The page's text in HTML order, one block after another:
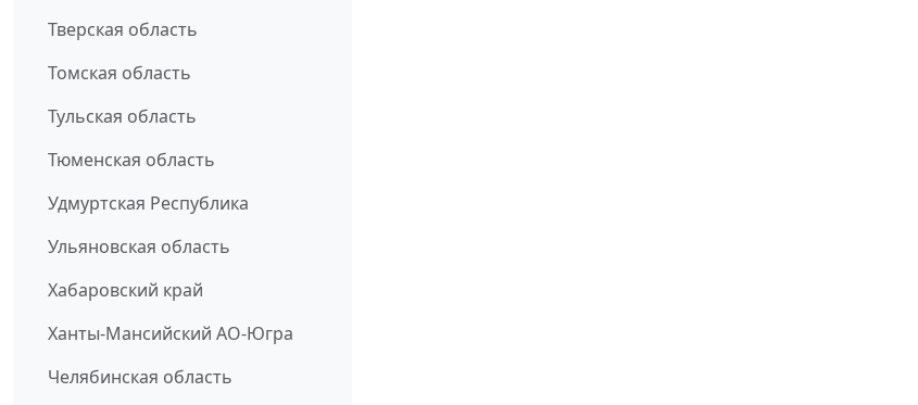
Тверская область
Томская область
Тульская область
Тюменская область
Удмуртская Республика
Ульяновская область
Хабаровский край
Ханты-Мансийский АО-Югра
Челябинская область